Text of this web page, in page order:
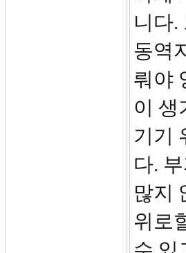
니다.
동역
뤄야
이 생
기기
다.
많지
위로